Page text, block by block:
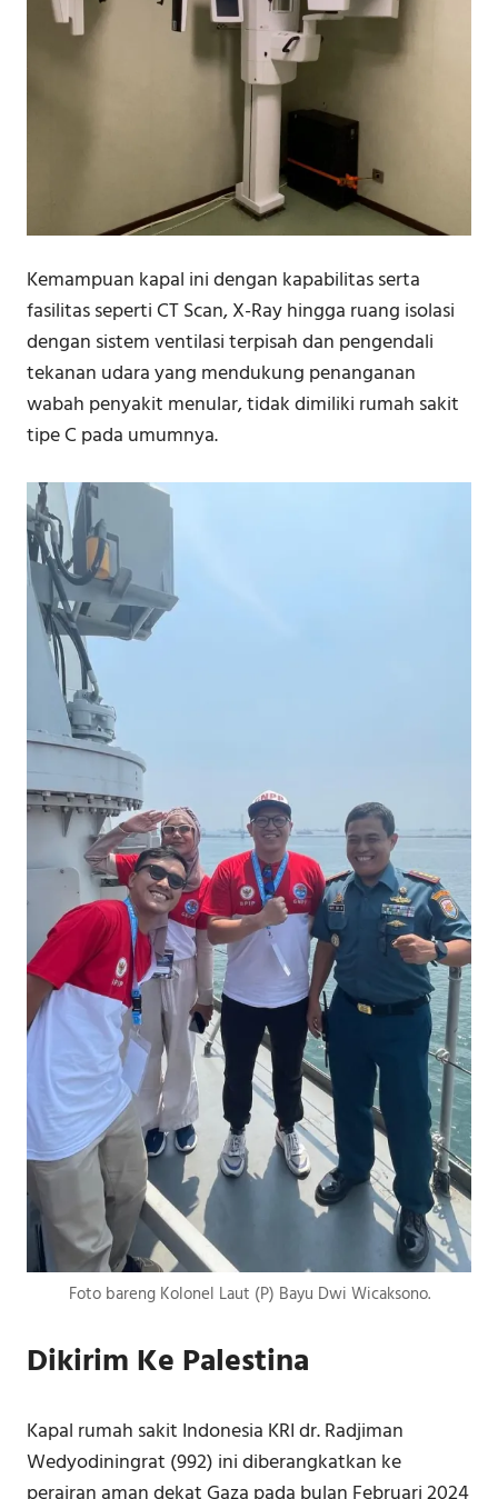
Kemampuan kapal ini dengan kapabilitas serta
fasilitas seperti CT Scan, X-Ray hingga ruang isolasi
dengan sistem ventilasi terpisah dan pengendali
tekanan udara yang mendukung penanganan
wabah penyakit menular, tidak dimiliki rumah sakit
tipe C pada umumnya.
Foto bareng Kolonel Laut (P) Bayu Dwi Wicaksono.
Dikirim Ke Palestina
Kapal rumah sakit Indonesia KRI dr. Radjiman
Wedyodiningrat (992) ini diberangkatkan ke